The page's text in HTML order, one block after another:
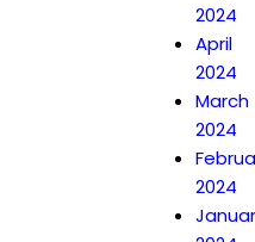
2024
April
2024
March
2024
2024